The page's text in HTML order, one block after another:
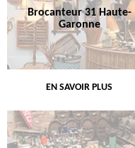
Brocanteur 31 Haute-
Garonne
EN SAVOIR PLUS